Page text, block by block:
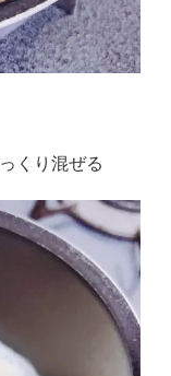
くり混ぜる